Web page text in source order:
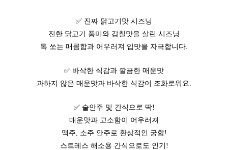
✅ 진짜 닭고기맛 시즈닝
진한 닭고기 풍미와 감칠맛을 살린 시즈닝
톡 쏘는 매콤함과 어우러져 입맛을 자극합니다.
✅ 바삭한 식감과 깔끔한 매운맛
과하지 않은 매운맛과 바삭한 식감이 조화로워요.
✅ 술안주 및 간식으로 딱!
매운맛과 고소함이 어우러져
맥주, 소주 안주로 환상적인 궁합!
스트레스 해소용 간식으로도 인기!